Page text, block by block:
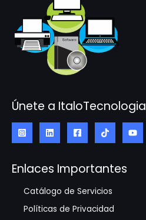
Únete a ItaloTecnologia
Enlaces Importantes
Catálogo de Servicios
Políticas de Privacidad